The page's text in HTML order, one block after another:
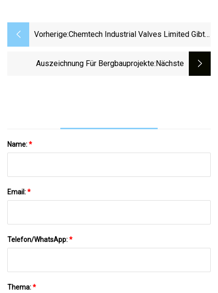
Vorherige:Chemtech Industrial Valves Limited Gibt
Bekannt
Auszeichnung Für Bergbauprojekte:nächste
Name:*
Email:*
Telefon/WhatsApp:*
Thema:*